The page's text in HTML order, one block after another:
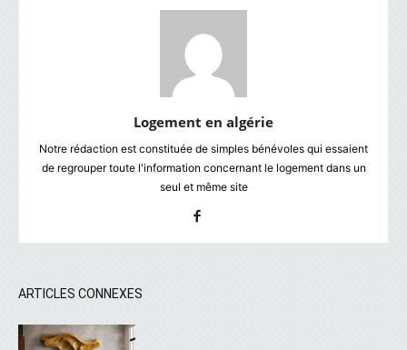
Logement en algérie
Notre rédaction est constituée de simples bénévoles qui essaient
de regrouper toute l'information concernant le logement dans un
seul et même site
ARTICLES CONNEXES